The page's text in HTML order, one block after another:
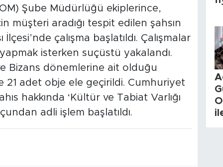
Şube Müdürlüğü ekiplerince,
müşteri aradığı tespit edilen şahsın
çalışma başlatıldı. Çalışmalar
isterken suçüstü yakalandı.
Bizans dönemlerine ait olduğu
21 adet obje ele geçirildi. Cumhuriyet
hakkında ‘Kültür ve Tabiat Varlığı
adli işlem başlatıldı.